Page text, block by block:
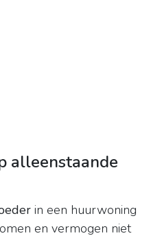
alleenstaande
in een huurwoning
en vermogen niet